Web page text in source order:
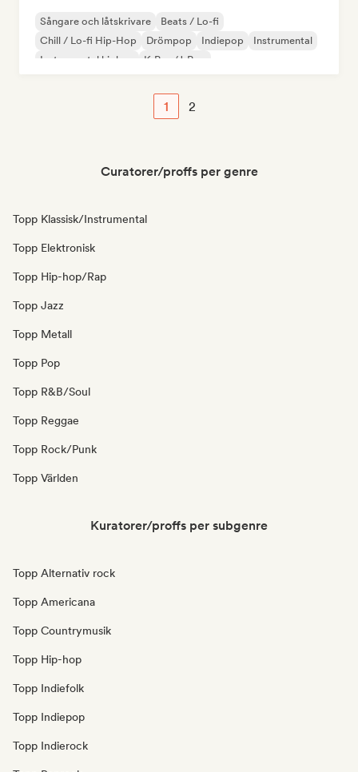
Sångare och låtskrivare
Beats / Lo-fi
Chill / Lo-fi Hip-Hop
Drömpop Indiepop
Instrumental
Instrumental hiphop
K-Pop/J-Pop
1 2
Curatorer/proffs per genre
Topp Klassisk/Instrumental
Topp Elektronisk
Topp Hip-hop/Rap
Topp Jazz
Topp Metall
Topp Pop
Topp R&B/Soul
Topp Reggae
Topp Rock/Punk
Topp Världen
Kuratorer/proffs per subgenre
Topp Alternativ rock
Topp Americana
Topp Countrymusik
Topp Hip-hop
Topp Indiefolk
Topp Indiepop
Topp Indierock